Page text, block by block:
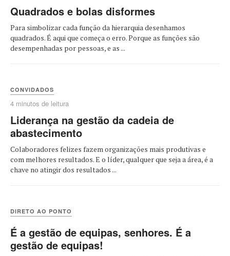
Quadrados e bolas disformes
Para simbolizar cada função da hierarquia desenhamos
quadrados. É aqui que começa o erro. Porque as funções são
desempenhadas por pessoas, e as ...
CONVIDADOS
4 minutos de leitura
Liderança na gestão da cadeia de
abastecimento
Colaboradores felizes fazem organizações mais produtivas e
com melhores resultados. E o líder, qualquer que seja a área, é a
chave no atingir dos resultados ...
DIRETO AO PONTO
É a gestão de equipas, senhores. É a
gestão de equipas!